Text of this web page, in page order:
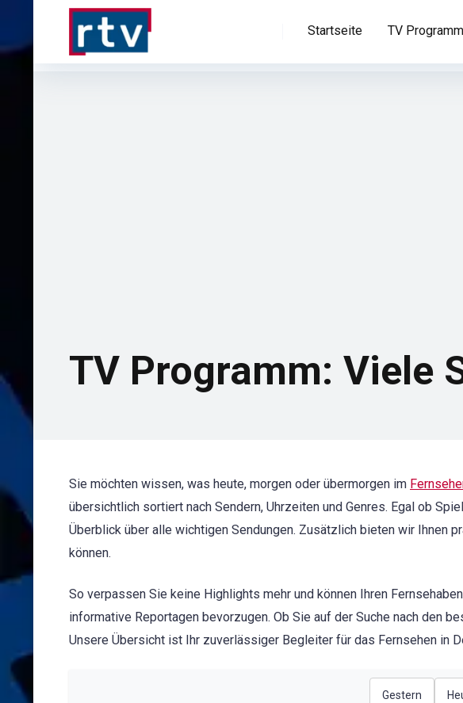
Startseite TV Programm
TV Programm: Viele
Sie möchten wissen, was heute, morgen oder übermorgen im
übersichtlich sortiert nach Sendern, Uhrzeiten und Genres. Egal ob
Überblick über alle wichtigen Sendungen. Zusätzlich bieten wir Ihnen
können.
So verpassen Sie keine Highlights mehr und können Ihren
informative Reportagen bevorzugen. Ob Sie auf der Suche nach den
Unsere Übersicht ist Ihr zuverlässiger Begleiter für das Fernsehen in
Gestern